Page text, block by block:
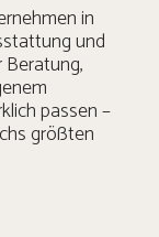
in
und
passen –
größten